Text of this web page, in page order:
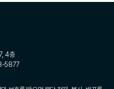
4층
5877